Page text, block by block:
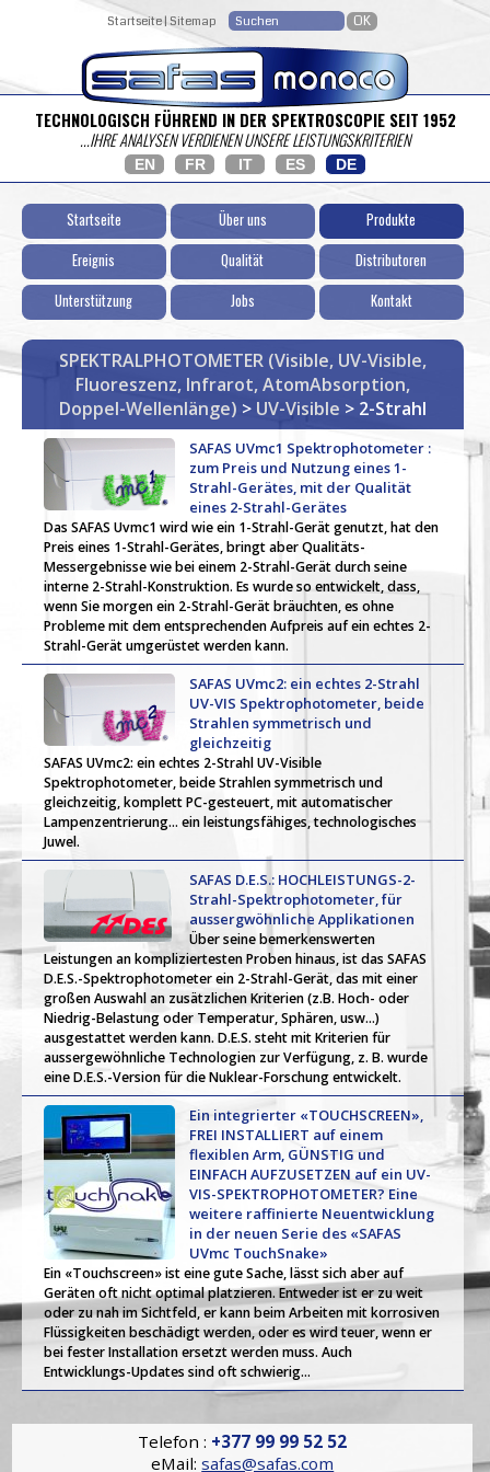
Startseite|Sitemap
TECHNOLOGISCH FÜHREND IN DER SPEKTROSCOPIE SEIT 1952
...IHRE ANALYSEN VERDIENEN UNSERE LEISTUNGSKRITERIEN
EN FR IT ES DE
Startseite Über uns
Produkte
Ereignis
Qualität
Distributoren
Unterstützung
Jobs Kontakt
SPEKTRALPHOTOMETER (Visible, UV-Visible,
Fluoreszenz, Infrarot, AtomAbsorption,
Doppel-Wellenlänge) > UV-Visible > 2-Strahl
SAFAS UVmc1 Spektrophotometer :
zum Preis und Nutzung eines 1-
Strahl-Gerätes, mit der Qualität
eines 2-Strahl-Gerätes
Das SAFAS Uvmc1 wird wie ein 1-Strahl-Gerät genutzt, hat den
Preis eines 1-Strahl-Gerätes, bringt aber Qualitäts-
Messergebnisse wie bei einem 2-Strahl-Gerät durch seine
interne 2-Strahl-Konstruktion. Es wurde so entwickelt, dass,
wenn Sie morgen ein 2-Strahl-Gerät bräuchten, es ohne
Probleme mit dem entsprechenden Aufpreis auf ein echtes 2-
Strahl-Gerät umgerüstet werden kann.
SAFAS UVmc2: ein echtes 2-Strahl
UV-VIS Spektrophotometer, beide
Strahlen symmetrisch und
gleichzeitig
SAFAS UVmc2: ein echtes 2-Strahl UV-Visible
Spektrophotometer, beide Strahlen symmetrisch und
gleichzeitig, komplett PC-gesteuert, mit automatischer
Lampenzentrierung... ein leistungsfähiges, technologisches
Juwel.
SAFAS D.E.S.: HOCHLEISTUNGS-2-
Strahl-Spektrophotometer, für
aussergwöhnliche Applikationen
Über seine bemerkenswerten
Leistungen an kompliziertesten Proben hinaus, ist das SAFAS
D.E.S.-Spektrophotometer ein 2-Strahl-Gerät, das mit einer
großen Auswahl an zusätzlichen Kriterien (z.B. Hoch- oder
Niedrig-Belastung oder Temperatur, Sphären, usw...)
ausgestattet werden kann. D.E.S. steht mit Kriterien für
aussergewöhnliche Technologien zur Verfügung, z. B. wurde
eine D.E.S.-Version für die Nuklear-Forschung entwickelt.
Ein integrierter «TOUCHSCREEN»,
FREI INSTALLIERT auf einem
flexiblen Arm, GÜNSTIG und
EINFACH AUFZUSETZEN auf ein UV-
VIS-SPEKTROPHOTOMETER? Eine
weitere raffinierte Neuentwicklung
in der neuen Serie des «SAFAS
UVmc TouchSnake»
Ein «Touchscreen» ist eine gute Sache, lässt sich aber auf
Geräten oft nicht optimal platzieren. Entweder ist er zu weit
oder zu nah im Sichtfeld, er kann beim Arbeiten mit korrosiven
Flüssigkeiten beschädigt werden, oder es wird teuer, wenn er
bei fester Installation ersetzt werden muss. Auch
Entwicklungs-Updates sind oft schwierig...
Telefon : +377 99 99 52 52
eMail:safas@safas.com